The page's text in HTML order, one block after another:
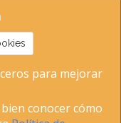
para mejorar
conocer cómo